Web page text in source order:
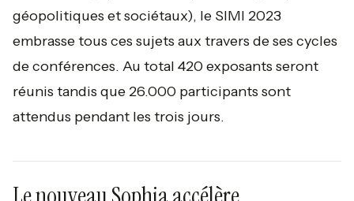
géopolitiques et sociétaux), le SIMI 2023
embrasse tous ces sujets aux travers de ses cycles
de conférences. Au total 420 exposants seront
réunis tandis que 26.000 participants sont
attendus pendant les trois jours.